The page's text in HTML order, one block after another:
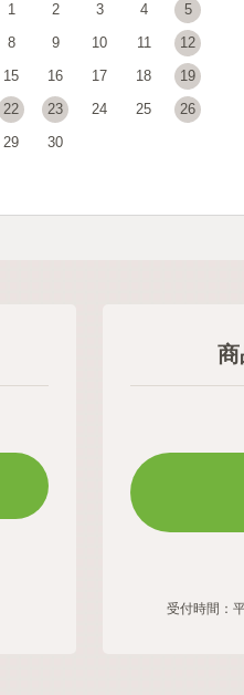
1 2 3 4
5
8 9 10 11
12
15 16 17 18
19
22 23 24 25
26
29 30
商
受付時間：